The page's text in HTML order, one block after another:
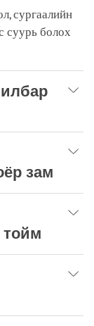
сургаалийн
суурь болох
зам